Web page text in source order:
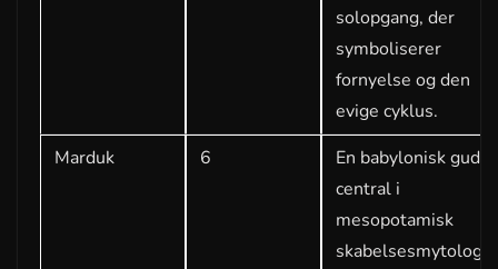
solopgang, der
symboliserer
fornyelse og den
evige cyklus.
Marduk
6
En babylonisk gud,
central i
mesopotamisk
skabelsesmytologi